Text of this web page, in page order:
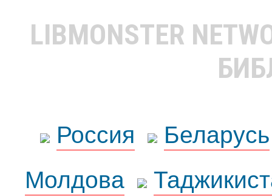
LIBMONSTER
Россия
Беларусь
Молдова